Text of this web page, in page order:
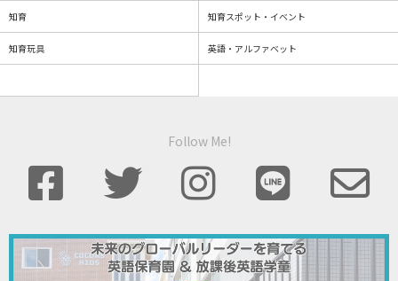
知育 知育スポット・イベント
知育玩具 英語・アルファベット
Follow Me!